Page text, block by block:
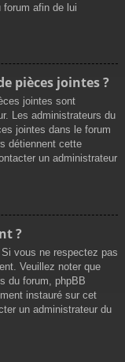
forum afin de lui
pièces jointes ?
jointes sont
Les administrateurs du
jointes dans le forum
détiennent cette
un administrateur
?
vous ne respectez pas
Veuillez noter que
du forum, phpBB
instauré sur cet
un administrateur du